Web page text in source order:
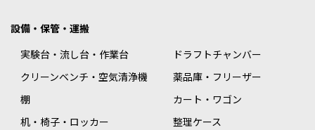
設備・保管・運搬
実験台・流し台・作業台
ドラフトチャンバー
クリーンベンチ・空気清浄機
薬品庫・フリーザー
棚
カート・ワゴン
机・椅子・ロッカー
整理ケース